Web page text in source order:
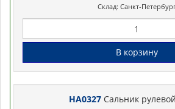
Склад: Санкт-
В корзину
HA0327 Сальник